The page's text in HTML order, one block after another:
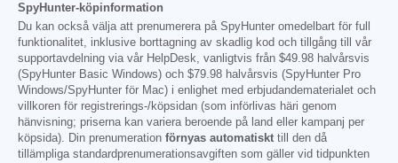
SpyHunter-köpinformation
Du kan också välja att prenumerera på SpyHunter omedelbart för full
funktionalitet, inklusive borttagning av skadlig kod och tillgång till vår
supportavdelning via vår HelpDesk, vanligtvis från $49.98 halvårsvis
(SpyHunter Basic Windows) och $79.98 halvårsvis (SpyHunter Pro
Windows/SpyHunter för Mac) i enlighet med erbjudandematerialet och
villkoren för registrerings-/köpsidan (som införlivas häri genom
hänvisning; priserna kan variera beroende på land eller kampanj per
köpsida). Din prenumeration förnyas automatiskt till den då
tillämpliga standardprenumerationsavgiften som gäller vid tidpunkten